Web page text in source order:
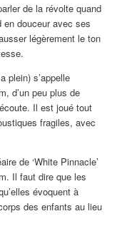
de la révolte quand
en douceur avec ses
légèrement le ton
plein) s’appelle
d’un peu plus de
Il est joué tout
fragiles, avec
de ‘White Pinnacle’
Il faut dire que les
évoquent à
des enfants au lieu